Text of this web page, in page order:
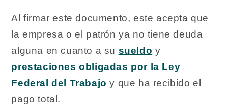
Al firmar este documento, este acepta que
la empresa o el patrón ya no tiene deuda
alguna en cuanto a su sueldo y
prestaciones obligadas por la Ley
Federal del Trabajoy que ha recibido el
pago total.